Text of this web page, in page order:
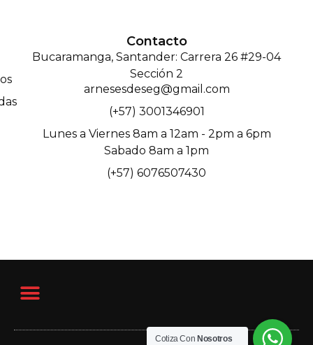
Contacto
Bucaramanga, Santander: Carrera 26 #29-04
Sección 2
arnesesdeseg@gmail.com
(+57) 3001346901
Lunes a Viernes 8am a 12am - 2pm a 6pm
Sabado 8am a 1pm
(+57) 6076507430
Cotiza Con Nosotros